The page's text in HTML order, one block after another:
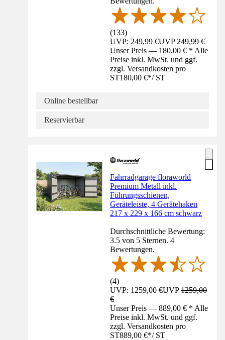
(133)
UVP: 249,99 €UVP249,99 €
Unser Preis — 180,00 € * Alle
Preise inkl. MwSt. und ggf.
zzgl. Versandkosten pro
ST180,00 €*/ ST
Online bestellbar
Reservierbar
Fahrradgarage floraworld
Premium Metall inkl.
Führungsschienen,
Geräteleiste, 4 Gerätehaken
217 x 229 x 166 cm schwarz
Durchschnittliche Bewertung:
3.5 von 5 Sternen. 4
Bewertungen.
(4)
UVP: 1259,00 €UVP1259,00
€
Unser Preis — 889,00 € * Alle
Preise inkl. MwSt. und ggf.
zzgl. Versandkosten pro
ST889,00 €*/ ST